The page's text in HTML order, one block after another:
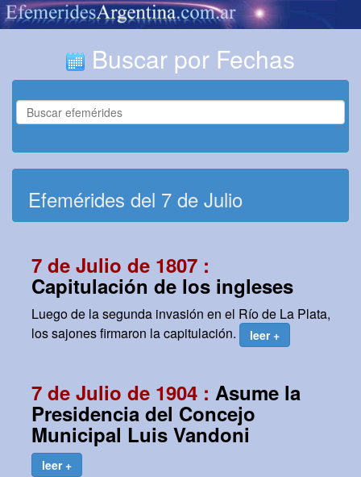
Buscar por Fechas
Efemérides del 7 de Julio
7 de Julio de 1807 :
Capitulación de los ingleses
Luego de la segunda invasión en el Río de La Plata,
los sajones firmaron la capitulación.
leer +
7 de Julio de 1904 : Asume la
Presidencia del Concejo
Municipal Luis Vandoni
leer +